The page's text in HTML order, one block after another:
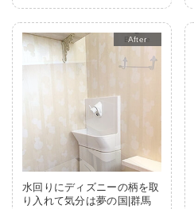
After
水回りにディズニーの柄を取
り入れて気分は夢の国|群馬